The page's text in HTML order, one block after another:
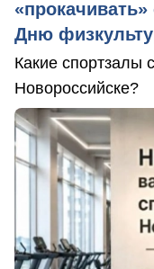
Дню
Какие спортзалы
Новороссийске?